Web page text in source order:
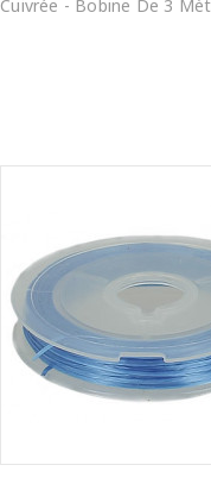
Cuivrée - Bobine De 3